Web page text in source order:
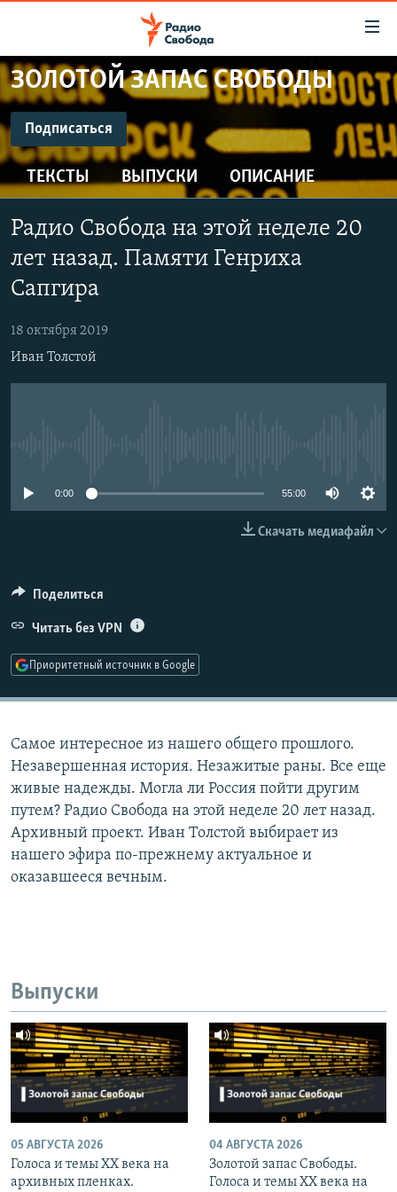
упрощенного
доступа
Вернуться
к
основному
содержанию
Вернутся
главной
навигации
поиску
ПРОГРАММЫ
ПОДКАСТЫ
АВТОРСКИЕ ПРОЕКТЫ
ЦИТАТЫ СВОБОДЫ
МНЕНИЯ
КУЛЬТУРА
IDEL.РЕАЛИИ
СЕВЕР.РЕАЛИИ
СИБИРЬ.РЕАЛИИ
СОЦИАЛЬНЫЕ СЕТИ
ЗОЛОТОЙ ЗАПАС СВОБОДЫ
Подписаться
ПОДПИСАТЬСЯ
Подписаться
ТЕКСТЫ ВЫПУСКИ ОПИСАНИЕ
Радио Свобода на этой неделе 20
лет назад. Памяти Генриха
Сапгира
18 октября 2019
Иван Толстой
0:00 55:00
Скачать медиафайл
Поделиться
Читать без VPN
Приоритетный источник в Google
Самое интересное из нашего общего прошлого.
Незавершенная история. Незажитые раны. Все еще
живые надежды. Могла ли Россия пойти другим
путем? Радио Свобода на этой неделе 20 лет назад.
Архивный проект. Иван Толстой выбирает из
нашего эфира по-прежнему актуальное и
оказавшееся вечным.
Выпуски
05 АВГУСТА 2026
Голоса и темы XX века на
архивных пленках.
04 АВГУСТА 2026
Золотой запас Свободы.
Голоса и темы XX века на